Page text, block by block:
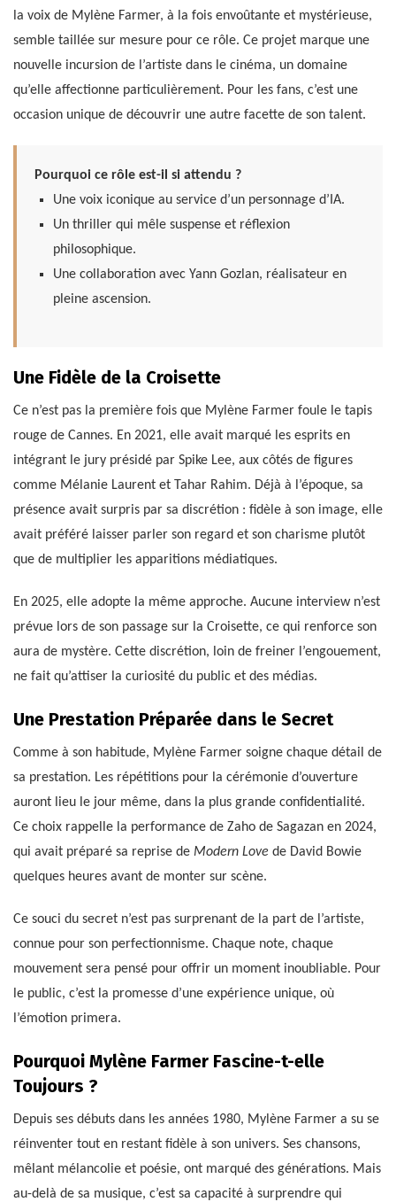
la voix de Mylène Farmer, à la fois envoûtante et mystérieuse,
semble taillée sur mesure pour ce rôle. Ce projet marque une
nouvelle incursion de l’artiste dans le cinéma, un domaine
qu’elle affectionne particulièrement. Pour les fans, c’est une
occasion unique de découvrir une autre facette de son talent.
Pourquoi ce rôle est-il si attendu ?
Une voix iconique au service d’un personnage d’IA.
Un thriller qui mêle suspense et réflexion
philosophique.
Une collaboration avec Yann Gozlan, réalisateur en
pleine ascension.
Une Fidèle de la Croisette
Ce n’est pas la première fois que Mylène Farmer foule le tapis
rouge de Cannes. En 2021, elle avait marqué les esprits en
intégrant le jury présidé par Spike Lee, aux côtés de figures
comme Mélanie Laurent et Tahar Rahim. Déjà à l’époque, sa
présence avait surpris par sa discrétion : fidèle à son image, elle
avait préféré laisser parler son regard et son charisme plutôt
que de multiplier les apparitions médiatiques.
En 2025, elle adopte la même approche. Aucune interview n’est
prévue lors de son passage sur la Croisette, ce qui renforce son
aura de mystère. Cette discrétion, loin de freiner l’engouement,
ne fait qu’attiser la curiosité du public et des médias.
Une Prestation Préparée dans le Secret
Comme à son habitude, Mylène Farmer soigne chaque détail de
sa prestation. Les répétitions pour la cérémonie d’ouverture
auront lieu le jour même, dans la plus grande confidentialité.
Ce choix rappelle la performance de Zaho de Sagazan en 2024,
qui avait préparé sa reprise de Modern Love de David Bowie
quelques heures avant de monter sur scène.
Ce souci du secret n’est pas surprenant de la part de l’artiste,
connue pour son perfectionnisme. Chaque note, chaque
mouvement sera pensé pour offrir un moment inoubliable. Pour
le public, c’est la promesse d’une expérience unique, où
l’émotion primera.
Pourquoi Mylène Farmer Fascine-t-elle
Toujours ?
Depuis ses débuts dans les années 1980, Mylène Farmer a su se
réinventer tout en restant fidèle à son univers. Ses chansons,
mêlant mélancolie et poésie, ont marqué des générations. Mais
au-delà de sa musique, c’est sa capacité à surprendre qui